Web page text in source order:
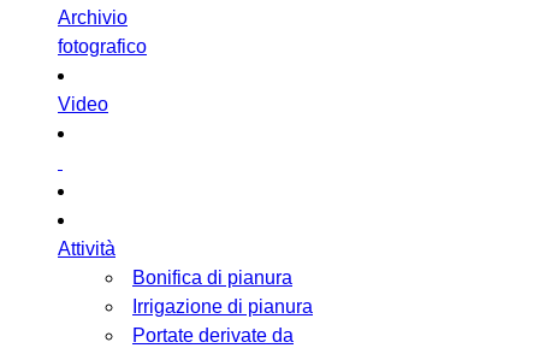
Archivio
fotografico
Video
Attività
Bonifica di pianura
Irrigazione di pianura
Portate derivate da